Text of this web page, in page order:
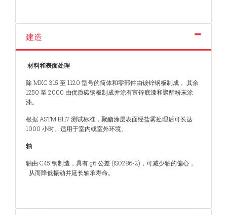
建造
材料和表面处理
除 MXC 315 至 1120 型号的筒体和零部件由镀锌钢板制成， 其余
1250 至 2000 由优质碳钢板制成并涂有富锌底漆和聚酯粉末涂
漆。
根据 ASTM B117 测试标准，聚酯涂层表面经盐雾处理后可长达
1000 小时。适用于室内或室外环境。
轴
轴由 C45 钢制造，具有 g6 公差 (ISO286-2)，可减少轴的偏心，
从而降低振动并延长轴承寿命。